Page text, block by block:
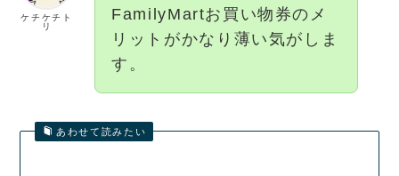
ケチケチト
リ
FamilyMartお買い物券のメ
リットがかなり薄い気がしま
す。
あわせて読みたい